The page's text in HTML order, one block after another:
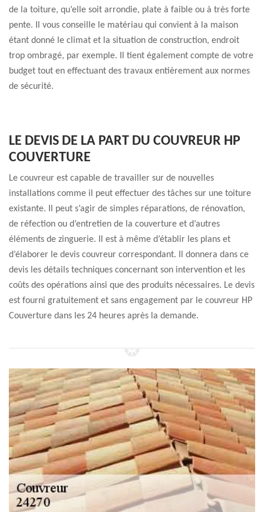
de la toiture, qu’elle soit arrondie, plate à faible ou à très forte
pente. Il vous conseille le matériau qui convient à la maison
étant donné le climat et la situation de construction, endroit
trop ombragé, par exemple. Il tient également compte de votre
budget tout en effectuant des travaux entièrement aux normes
de sécurité.
LE DEVIS DE LA PART DU COUVREUR HP
COUVERTURE
Le couvreur est capable de travailler sur de nouvelles
installations comme il peut effectuer des tâches sur une toiture
existante. Il peut s’agir de simples réparations, de rénovation,
de réfection ou d’entretien de la couverture et d’autres
éléments de zinguerie. Il est à même d’établir les plans et
d’élaborer le devis couvreur correspondant. Il donnera dans ce
devis les détails techniques concernant son intervention et les
coûts des opérations ainsi que des produits nécessaires. Le devis
est fourni gratuitement et sans engagement par le couvreur HP
Couverture dans les 24 heures après la demande.